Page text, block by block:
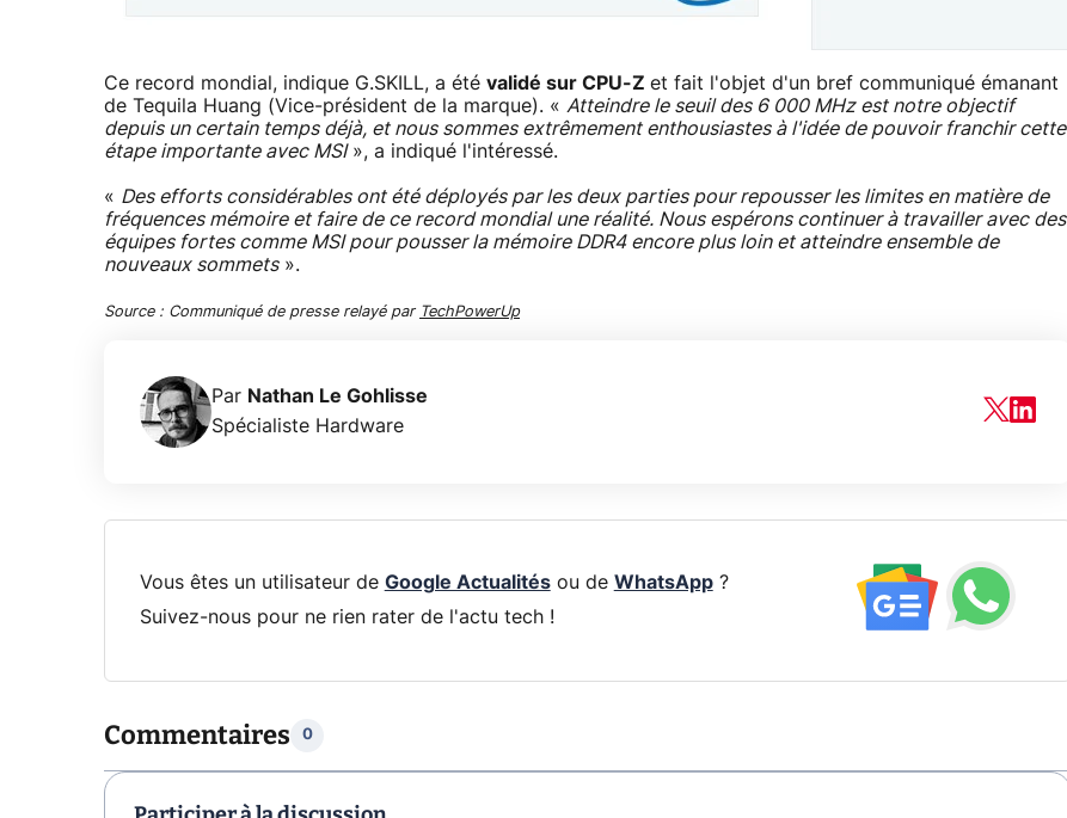
Ce record mondial, indique G.SKILL, a été validé sur CPU-Z et fait l'objet d'un bref communiqué émanant
de Tequila Huang (Vice-président de la marque). « Atteindre le seuil des 6 000 MHz est notre objectif
depuis un certain temps déjà, et nous sommes extrêmement enthousiastes à l'idée de pouvoir franchir cette
étape importante avec MSI», a indiqué l'intéressé.
« Des efforts considérables ont été déployés par les deux parties pour repousser les limites en matière de
fréquences mémoire et faire de ce record mondial une réalité. Nous espérons continuer à travailler avec des
équipes fortes comme MSI pour pousser la mémoire DDR4 encore plus loin et atteindre ensemble de
nouveaux sommets».
Source : Communiqué de presse relayé par TechPowerUp
Par Nathan Le Gohlisse
Spécialiste Hardware
Vous êtes un utilisateur de Google Actualitésou de WhatsApp?
Suivez-nous pour ne rien rater de l'actu tech !
Commentaires 0